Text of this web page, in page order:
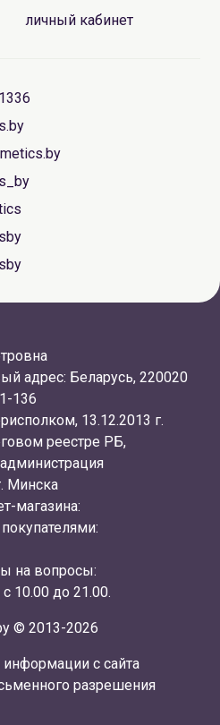
личный кабинет
адрес: Беларусь, 220020
136
13.12.2013 г.
реестре РБ,
Минска
магазина:
на вопросы:
10.00 до 21.00.
© 2013-2026
с сайта
разрешения